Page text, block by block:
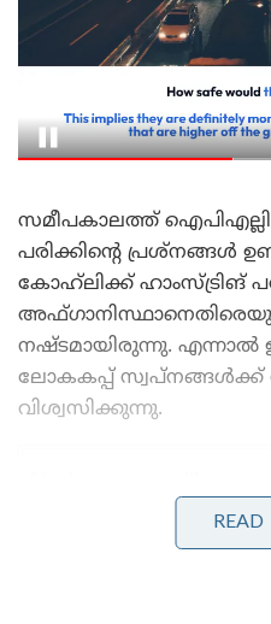
സമീപകാലത്ത്
പരിക്കിന്റെ പ്രശ്നങ്ങൾ
കോഹ്‌ലിക്ക് ഹാംസ്ട്രിങ്
നഷ്ടമായിരുന്നു.
ലോകകപ്പ് സ്വപ്നങ്ങൾക്ക്
വിശ്വസിക്കുന്നു.
READ